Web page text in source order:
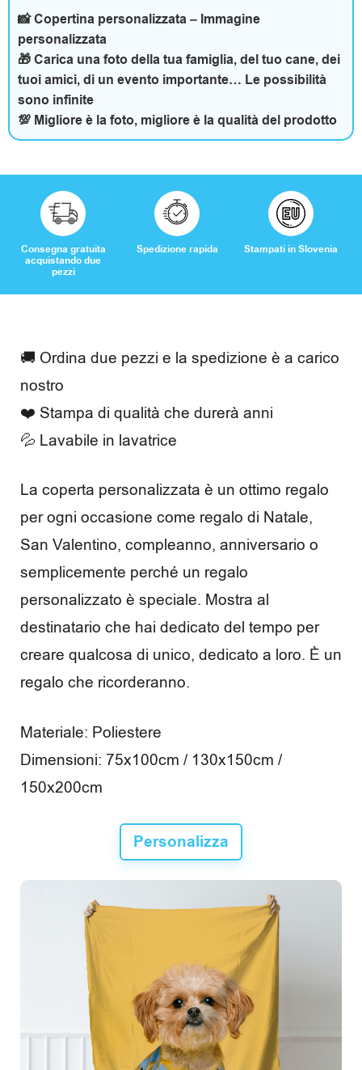
o
r
i
a
s
a
e
e
p
o
l
i
b
e
r
o
R
e
c
s
📸 Copertina personalizzata – Immagine
personalizzata
🎁 Carica una foto della tua famiglia, del tuo cane, dei
tuoi amici, di un evento importante… Le possibilità
sono infinite
💯 Migliore è la foto, migliore è la qualità del prodotto
Consegna gratuita
acquistando due
pezzi
Spedizione rapida Stampati in Slovenia
🚚 Ordina due pezzi e la spedizione è a carico
nostro
❤️ Stampa di qualità che durerà anni
💦 Lavabile in lavatrice
La coperta personalizzata è un ottimo regalo
per ogni occasione come regalo di Natale,
San Valentino, compleanno, anniversario o
semplicemente perché un regalo
personalizzato è speciale. Mostra al
destinatario che hai dedicato del tempo per
creare qualcosa di unico, dedicato a loro. È un
regalo che ricorderanno.
Materiale: Poliestere
Dimensioni: 75x100cm / 130x150cm /
150x200cm
Personalizza